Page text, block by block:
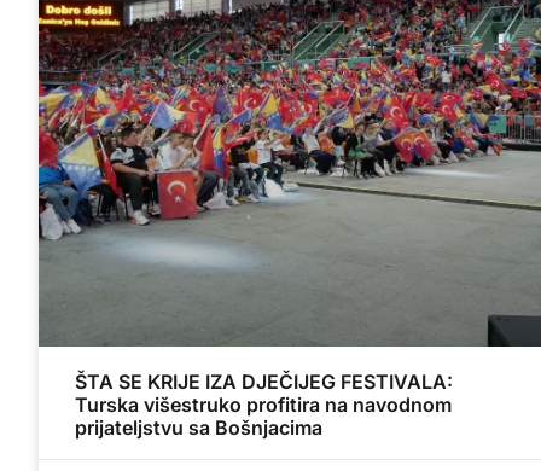
ŠTA SE KRIJE IZA DJEČIJEG FESTIVALA:
Turska višestruko profitira na navodnom
prijateljstvu sa Bošnjacima